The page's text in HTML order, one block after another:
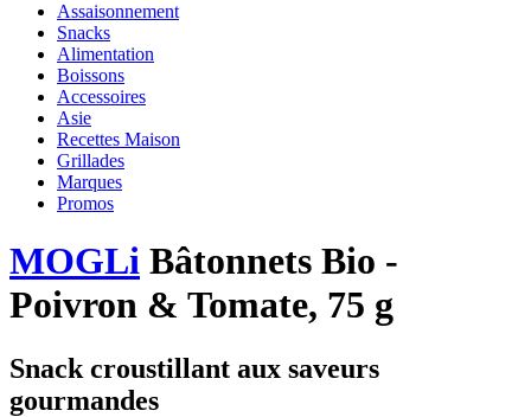
Assaisonnement
Snacks
Alimentation
Boissons
Accessoires
Asie
Recettes Maison
Grillades
Marques
Promos
MOGLi Bâtonnets Bio -
Poivron & Tomate, 75 g
Snack croustillant aux saveurs
gourmandes